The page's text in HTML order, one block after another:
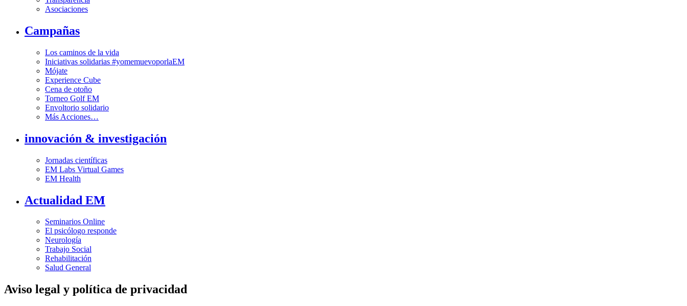
Asociaciones
Campañas
Los caminos de la vida
Iniciativas solidarias #yomemuevoporlaEM
Mójate
Experience Cube
Cena de otoño
Torneo Golf EM
Envoltorio solidario
Más Acciones…
innovación & investigación
Jornadas científicas
EM Labs Virtual Games
EM Health
Actualidad EM
Seminarios Online
El psicólogo responde
Neurología
Trabajo Social
Rehabilitación
Salud General
Aviso legal y política de privacidad